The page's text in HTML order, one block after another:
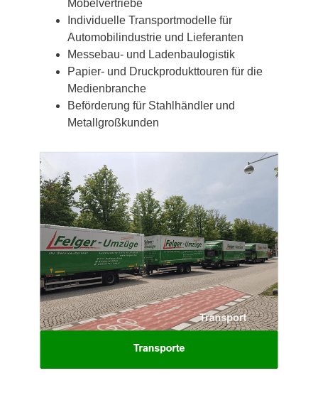
Möbelvertriebe
Individuelle Transportmodelle für
Automobilindustrie und Lieferanten
Messebau- und Ladenbaulogistik
Papier- und Druckprodukttouren für die
Medienbranche
Beförderung für Stahlhändler und
Metallgroßkunden